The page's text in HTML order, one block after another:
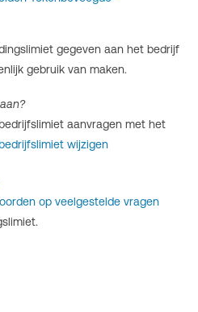
gegeven aan het bedrijf
gebruik van maken.
aanvragen met het
wijzigen
op veelgestelde vragen